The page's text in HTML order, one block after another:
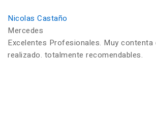
Nicolas Castaño
Mercedes
Excelentes Profesionales. Muy contenta
realizado. totalmente recomendables.